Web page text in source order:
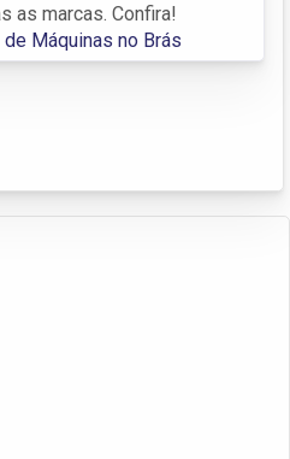
as marcas. Confira!
Máquinas no Brás